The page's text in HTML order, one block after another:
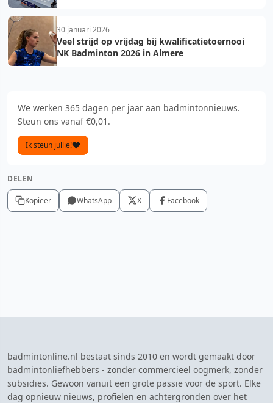
30 januari 2026
Veel strijd op vrijdag bij kwalificatietoernooi
NK Badminton 2026 in Almere
We werken 365 dagen per jaar aan badmintonnieuws.
Steun ons vanaf €0,01.
Ik steun jullie!
DELEN
Kopieer WhatsApp X Facebook
badmintonline.nl bestaat sinds 2010 en wordt gemaakt door
badmintonliefhebbers - zonder commercieel oogmerk, zonder
subsidies. Gewoon vanuit een grote passie voor de sport. Elke
dag opnieuw nieuws, profielen en achtergronden over het